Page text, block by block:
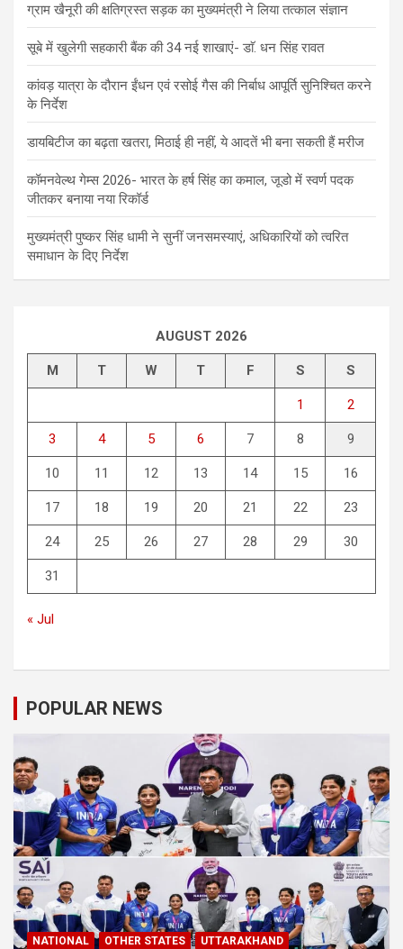
ग्राम खैनूरी की क्षतिग्रस्त सड़क का मुख्यमंत्री ने लिया तत्काल संज्ञान
सूबे में खुलेगी सहकारी बैंक की 34 नई शाखाएं- डाॅ. धन सिंह रावत
कांवड़ यात्रा के दौरान ईंधन एवं रसोई गैस की निर्बाध आपूर्ति सुनिश्चित करने
के निर्देश
डायबिटीज का बढ़ता खतरा, मिठाई ही नहीं, ये आदतें भी बना सकती हैं मरीज
कॉमनवेल्थ गेम्स 2026- भारत के हर्ष सिंह का कमाल, जूडो में स्वर्ण पदक
जीतकर बनाया नया रिकॉर्ड
मुख्यमंत्री पुष्कर सिंह धामी ने सुनीं जनसमस्याएं, अधिकारियों को त्वरित
समाधान के दिए निर्देश
AUGUST 2026
M T W T F S S
1 2
3 4 5 6 7 8 9
10 11 12 13 14 15 16
17 18 19 20 21 22 23
24 25 26 27 28 29 30
31
« Jul
POPULAR NEWS
NATIONAL OTHER STATES UTTARAKHAND